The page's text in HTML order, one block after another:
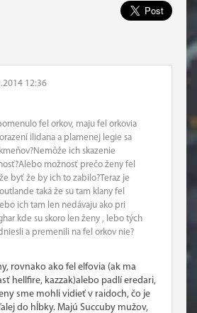
12:36
fel orkov, maju fel orkovia
ilidana a plamenej legie sa
ich skazenie
možnosť prečo ženy fel
byť že by ich to zabilo?Teraz je
taká že su tam klany fel
ich tam len nedávaju ako pri
kde su skoro len ženy , lebo tých
a premenili na fel orkov nie?
rovnako ako fel elfovia (ak ma
hellfire, kazzak)alebo padlí eredari,
sme mohli vidieť v raidoch, čo je
do hĺbky. Majú Succuby mužov,